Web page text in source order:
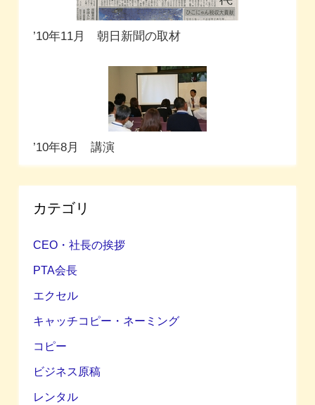
’10年11月 朝日新聞の取材
’10年8月 講演
カテゴリ
CEO・社長の挨拶
PTA会長
エクセル
キャッチコピー・ネーミング
コピー
ビジネス原稿
レンタル